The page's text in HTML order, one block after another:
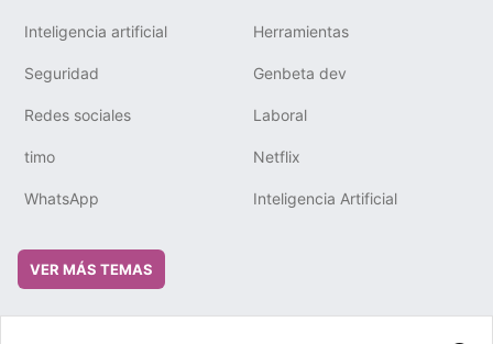
Inteligencia artificial Herramientas
Seguridad Genbeta dev
Redes sociales Laboral
timo Netflix
WhatsApp Inteligencia Artificial
VER MÁS TEMAS